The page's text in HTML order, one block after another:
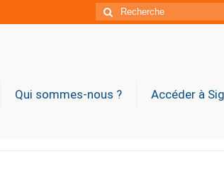
Rechercher
:
Qui sommes-nous ? Accéder à